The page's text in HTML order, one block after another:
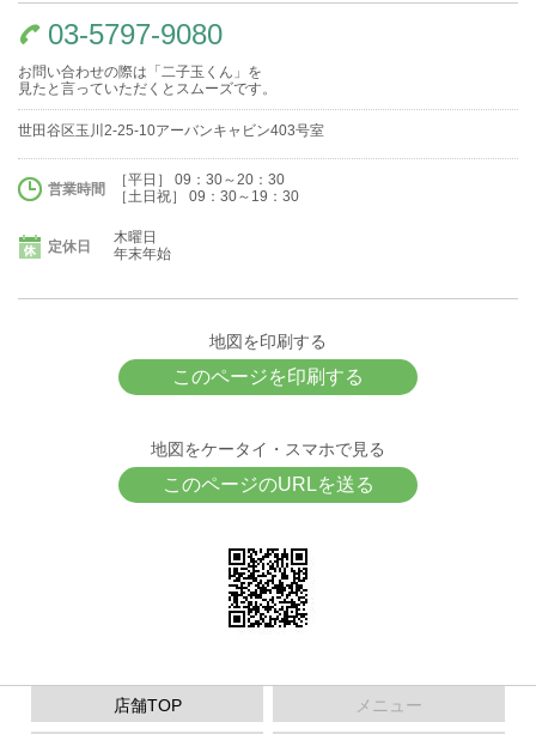
03-5797-9080
お問い合わせの際は「二子玉くん」を
見たと言っていただくとスムーズです。
世田谷区玉川2-25-10アーバンキャビン403号室
営業時間
［平日］ 09：30～20：30
［土日祝］ 09：30～19：30
定休日
木曜日
年末年始
地図を印刷する
このページを印刷する
地図をケータイ・スマホで見る
このページのURLを送る
店舗TOP メニュー